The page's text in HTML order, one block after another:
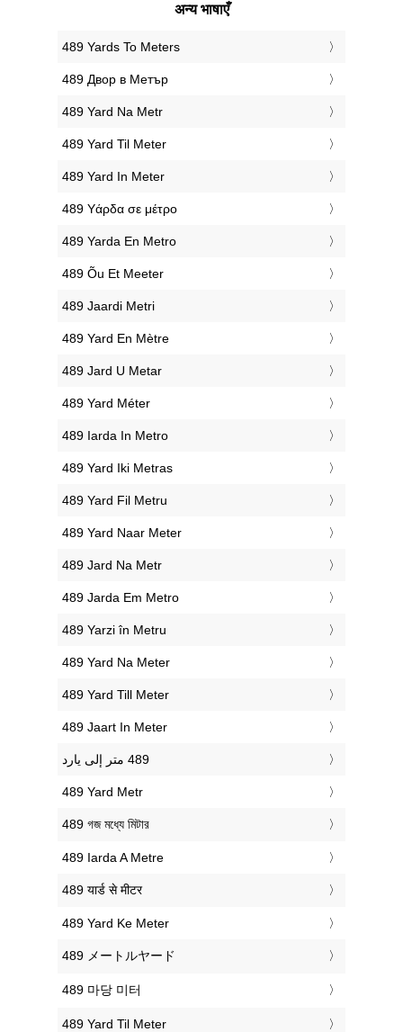
अन्य भाषाएँ
‎489 Yards To Meters
‎489 Двор в Метър
‎489 Yard Na Metr
‎489 Yard Til Meter
‎489 Yard In Meter
‎489 Υάρδα σε μέτρο
‎489 Yarda En Metro
‎489 Õu Et Meeter
‎489 Jaardi Metri
‎489 Yard En Mètre
‎489 Jard U Metar
‎489 Yard Méter
‎489 Iarda In Metro
‎489 Yard Iki Metras
‎489 Yard Fil Metru
‎489 Yard Naar Meter
‎489 Jard Na Metr
‎489 Jarda Em Metro
‎489 Yarzi în Metru
‎489 Yard Na Meter
‎489 Yard Till Meter
‎489 Jaart In Meter
‎489 Yard Metr
‎489 গজ মধ্যে মিটার
‎489 Iarda A Metre
‎489 यार्ड से मीटर
‎489 Yard Ke Meter
‎489 メートルヤード
‎489 마당 미터
‎489 Yard Til Meter